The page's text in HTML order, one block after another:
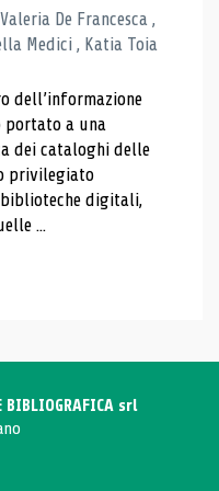
De Francesca ,
Medici , Katia Toia
dell’informazione
a una
dei cataloghi delle
privilegiato
digitali,
...
srl